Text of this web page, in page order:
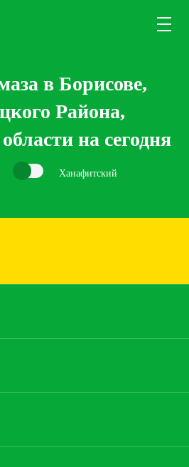
в Борисове,
Района,
на сегодня
Ханафитский